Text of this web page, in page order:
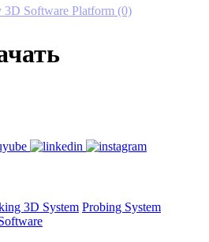
Software Platform (0)
3D System Probing System